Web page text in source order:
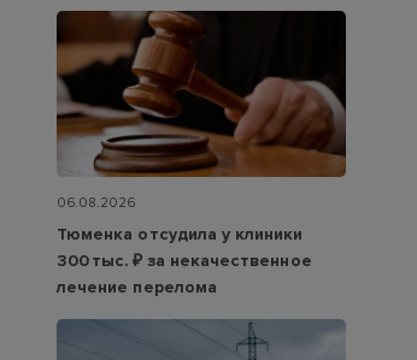
06.08.2026
Тюменка отсудила у клиники
300 тыс. ₽ за некачественное
лечение перелома